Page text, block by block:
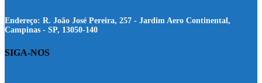
Endereço: R. João José Pereira, 257 - Jardim Aero Continental,
Campinas - SP, 13050-140
SIGA-NOS